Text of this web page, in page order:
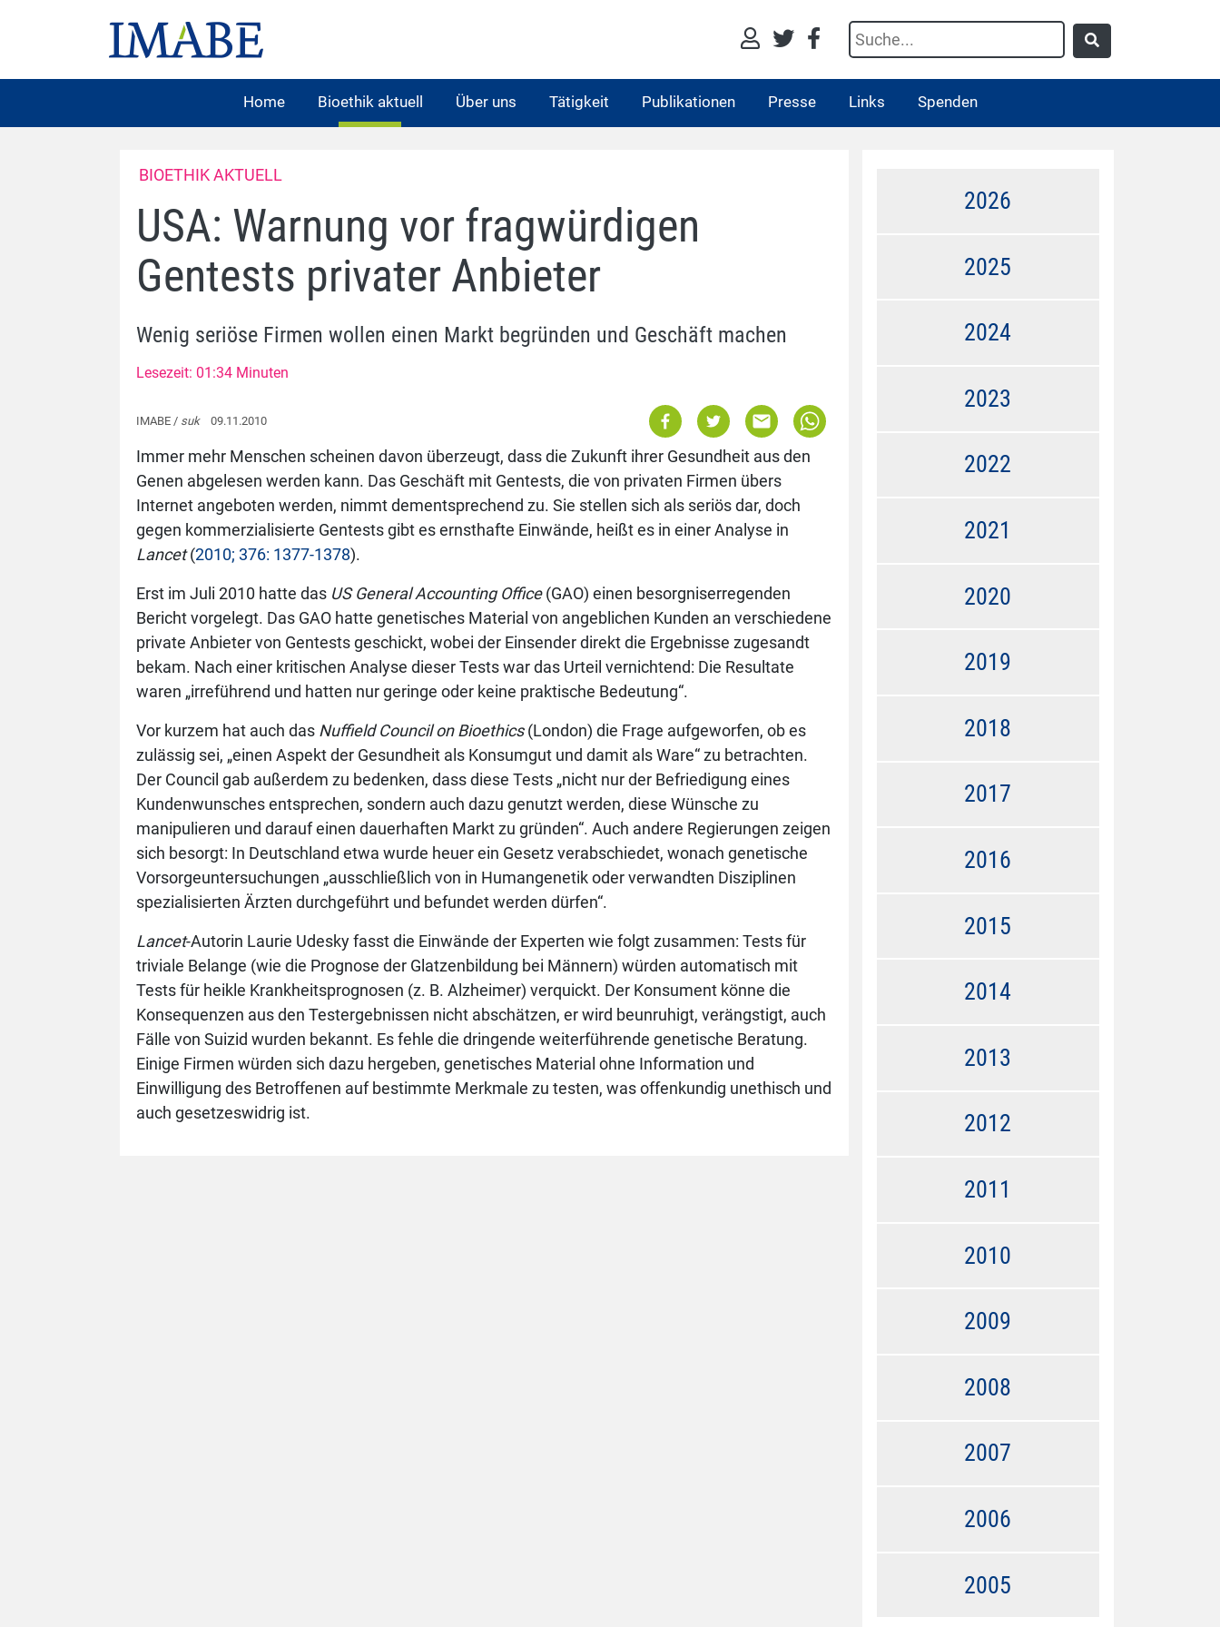
Home Bioethik aktuell Über uns Tätigkeit Publikationen Presse Links Spenden
BIOETHIK AKTUELL
USA: Warnung vor fragwürdigen
Gentests privater Anbieter
Wenig seriöse Firmen wollen einen Markt begründen und Geschäft machen
Lesezeit: 01:34 Minuten
IMABE / suk09.11.2010
Immer mehr Menschen scheinen davon überzeugt, dass die Zukunft ihrer Gesundheit aus den
Genen abgelesen werden kann. Das Geschäft mit Gentests, die von privaten Firmen übers
Internet angeboten werden, nimmt dementsprechend zu. Sie stellen sich als seriös dar, doch
gegen kommerzialisierte Gentests gibt es ernsthafte Einwände, heißt es in einer Analyse in
Lancet(2010; 376: 1377-1378).
Erst im Juli 2010 hatte das US General Accounting Office(GAO) einen besorgniserregenden
Bericht vorgelegt. Das GAO hatte genetisches Material von angeblichen Kunden an verschiedene
private Anbieter von Gentests geschickt, wobei der Einsender direkt die Ergebnisse zugesandt
bekam. Nach einer kritischen Analyse dieser Tests war das Urteil vernichtend: Die Resultate
waren „irreführend und hatten nur geringe oder keine praktische Bedeutung“.
Vor kurzem hat auch das Nuffield Council on Bioethics(London) die Frage aufgeworfen, ob es
zulässig sei, „einen Aspekt der Gesundheit als Konsumgut und damit als Ware“ zu betrachten.
Der Council gab außerdem zu bedenken, dass diese Tests „nicht nur der Befriedigung eines
Kundenwunsches entsprechen, sondern auch dazu genutzt werden, diese Wünsche zu
manipulieren und darauf einen dauerhaften Markt zu gründen“. Auch andere Regierungen zeigen
sich besorgt: In Deutschland etwa wurde heuer ein Gesetz verabschiedet, wonach genetische
Vorsorgeuntersuchungen „ausschließlich von in Humangenetik oder verwandten Disziplinen
spezialisierten Ärzten durchgeführt und befundet werden dürfen“.
Lancet-Autorin Laurie Udesky fasst die Einwände der Experten wie folgt zusammen: Tests für
triviale Belange (wie die Prognose der Glatzenbildung bei Männern) würden automatisch mit
Tests für heikle Krankheitsprognosen (z. B. Alzheimer) verquickt. Der Konsument könne die
Konsequenzen aus den Testergebnissen nicht abschätzen, er wird beunruhigt, verängstigt, auch
Fälle von Suizid wurden bekannt. Es fehle die dringende weiterführende genetische Beratung.
Einige Firmen würden sich dazu hergeben, genetisches Material ohne Information und
Einwilligung des Betroffenen auf bestimmte Merkmale zu testen, was offenkundig unethisch und
auch gesetzeswidrig ist.
2026
2025
2024
2023
2022
2021
2020
2019
2018
2017
2016
2015
2014
2013
2012
2011
2010
2009
2008
2007
2006
2005